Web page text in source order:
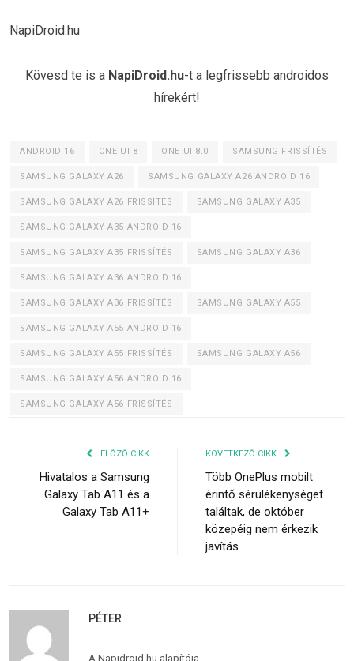
NapiDroid.hu
Kövesd te is a NapiDroid.hu-t a legfrissebb androidos
hírekért!
ANDROID 16 ONE UI 8 ONE UI 8.0 SAMSUNG FRISSÍTÉS
SAMSUNG GALAXY A26 SAMSUNG GALAXY A26 ANDROID 16
SAMSUNG GALAXY A26 FRISSÍTÉS SAMSUNG GALAXY A35
SAMSUNG GALAXY A35 ANDROID 16
SAMSUNG GALAXY A35 FRISSÍTÉS SAMSUNG GALAXY A36
SAMSUNG GALAXY A36 ANDROID 16
SAMSUNG GALAXY A36 FRISSÍTÉS SAMSUNG GALAXY A55
SAMSUNG GALAXY A55 ANDROID 16
SAMSUNG GALAXY A55 FRISSÍTÉS SAMSUNG GALAXY A56
SAMSUNG GALAXY A56 ANDROID 16
SAMSUNG GALAXY A56 FRISSÍTÉS
ELŐZŐ CIKK
Hivatalos a Samsung
Galaxy Tab A11 és a
Galaxy Tab A11+
KÖVETKEZŐ CIKK
Több OnePlus mobilt
érintő sérülékenységet
találtak, de október
közepéig nem érkezik
javítás
PÉTER
A Napidroid.hu alapítója.